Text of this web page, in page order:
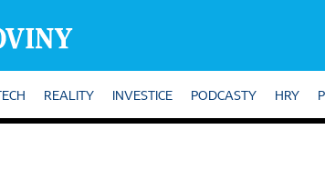
TECH REALITY INVESTICE PODCASTY HRY